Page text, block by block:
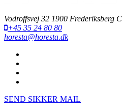
Vodroffsvej 32 1900 Frederiksberg C
+45 35 24 80 80
horesta@horesta.dk
SEND SIKKER MAIL